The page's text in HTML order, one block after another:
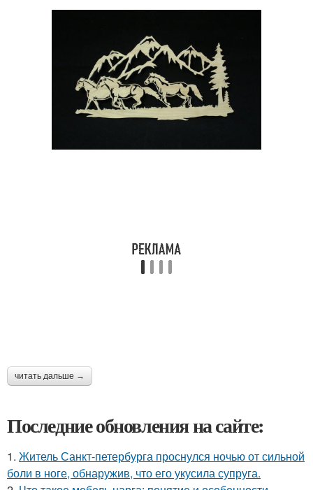
читать дальше →
Последние обновления на сайте:
1. Житель Санкт-петербурга проснулся ночью от сильной
боли в ноге, обнаружив, что его укусила супруга.